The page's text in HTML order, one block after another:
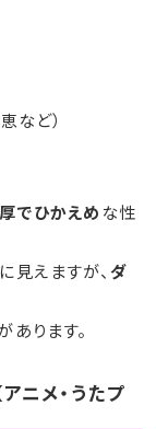
など）
でひかえめ な性
見えますが、 ダ
あります。
ニメ・うたプ